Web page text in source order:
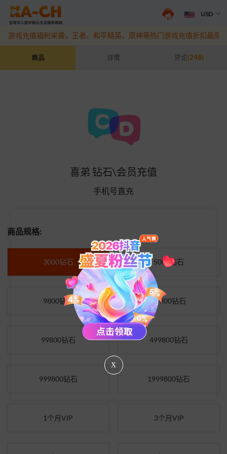
USD
抖音盛夏宠粉季来袭！抖钻充值最高6%优惠，热门规格更划算点此查
游戏充值福利来袭，王者、和平精英、原神等热门游戏充值折扣最高
商品 详情 评论(248)
喜弟 钻石\会员充值
手机号直充
商品规格:
3000钻石 5000钻石
9800钻石 49800钻石
99800钻石 499800钻石
999800钻石 1999800钻石
1个月VIP 3个月VIP
X